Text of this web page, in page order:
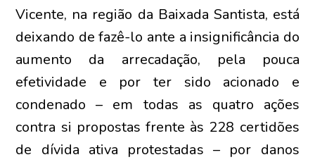
Vicente, na região da Baixada Santista, está
deixando de fazê-lo ante a insignificância do
aumento da arrecadação, pela pouca
efetividade e por ter sido acionado e
condenado – em todas as quatro ações
contra si propostas frente às 228 certidões
de dívida ativa protestadas – por danos